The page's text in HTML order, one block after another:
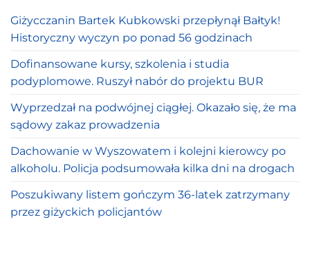
Giżycczanin Bartek Kubkowski przepłynął Bałtyk!
Historyczny wyczyn po ponad 56 godzinach
Dofinansowane kursy, szkolenia i studia
podyplomowe. Ruszył nabór do projektu BUR
Wyprzedzał na podwójnej ciągłej. Okazało się, że ma
sądowy zakaz prowadzenia
Dachowanie w Wyszowatem i kolejni kierowcy po
alkoholu. Policja podsumowała kilka dni na drogach
Poszukiwany listem gończym 36-latek zatrzymany
przez giżyckich policjantów